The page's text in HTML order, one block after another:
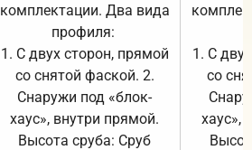
комплектации. Два вида
профиля:
1. С двух сторон, прямой
со снятой фаской. 2.
Снаружи под «блок-
хаус», внутри прямой.
Высота сруба: Сруб
1. С
со
хаус»,